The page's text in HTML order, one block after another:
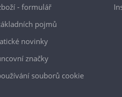
- formulář
pojmů
novinky
značky
souborů cookie